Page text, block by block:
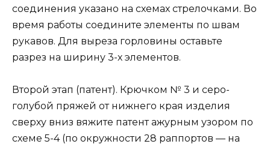
соединения указано на схемах стрелочками. Во
время работы соедините элементы по швам
рукавов. Для выреза горловины оставьте
разрез на ширину 3-х элементов.
Второй этап (патент). Крючком № 3 и серо-
голубой пряжей от нижнего края изделия
сверху вниз вяжите патент ажурным узором по
схеме 5-4 (по окружности 28 раппортов — на